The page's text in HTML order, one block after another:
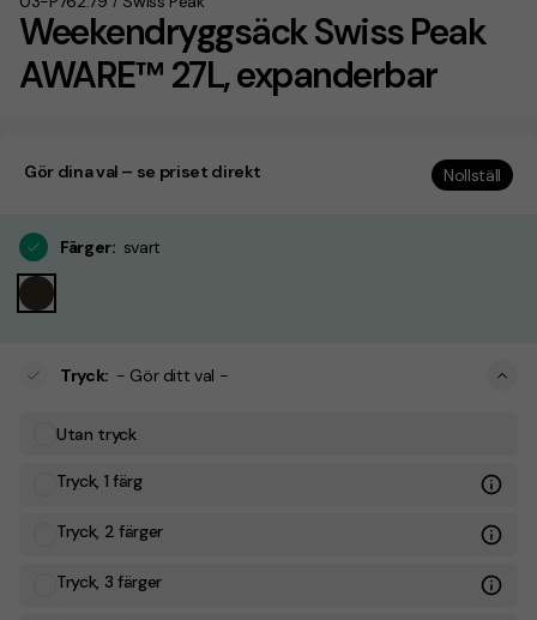
Weekendryggsäck Swiss Peak
AWARE™ 27L, expanderbar
Gör dina val – se priset direkt Nollställ
Färger: svart
Tryck: - Gör ditt val -
Utan tryck
Tryck, 1 färg
Tryck, 2 färger
Tryck, 3 färger